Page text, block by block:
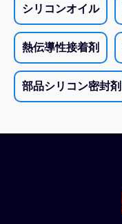
シリコンオイル
熱伝導性接着剤
部品シリコン密封剤